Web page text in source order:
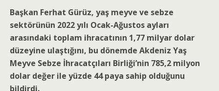
Başkan Ferhat Gürüz, yaş meyve ve sebze
sektörünün 2022 yılı Ocak-Ağustos ayları
arasındaki toplam ihracatının 1,77 milyar dolar
düzeyine ulaştığını, bu dönemde Akdeniz Yaş
Meyve Sebze İhracatçıları Birliği’nin 785,2 milyon
dolar değer ile yüzde 44 paya sahip olduğunu
bildirdi.